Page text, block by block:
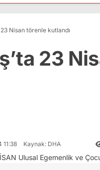
Nisan törenle kutlandı
23
Kaynak: DHA